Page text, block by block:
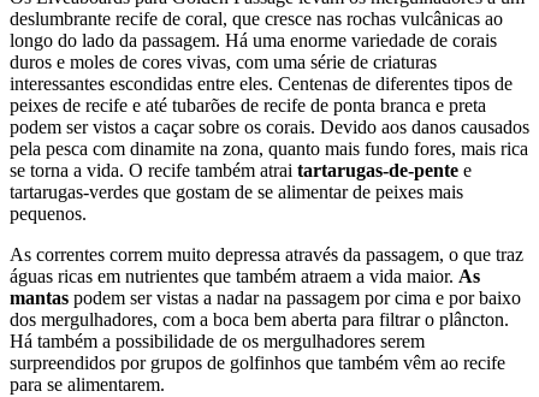
deslumbrante recife de coral, que cresce nas rochas vulcânicas ao
longo do lado da passagem. Há uma enorme variedade de corais
duros e moles de cores vivas, com uma série de criaturas
interessantes escondidas entre eles. Centenas de diferentes tipos de
peixes de recife e até tubarões de recife de ponta branca e preta
podem ser vistos a caçar sobre os corais. Devido aos danos causados
pela pesca com dinamite na zona, quanto mais fundo fores, mais rica
se torna a vida. O recife também atrai tartarugas-de-pente e
tartarugas-verdes que gostam de se alimentar de peixes mais
pequenos.
As correntes correm muito depressa através da passagem, o que traz
águas ricas em nutrientes que também atraem a vida maior. As
mantas podem ser vistas a nadar na passagem por cima e por baixo
dos mergulhadores, com a boca bem aberta para filtrar o plâncton.
Há também a possibilidade de os mergulhadores serem
surpreendidos por grupos de golfinhos que também vêm ao recife
para se alimentarem.